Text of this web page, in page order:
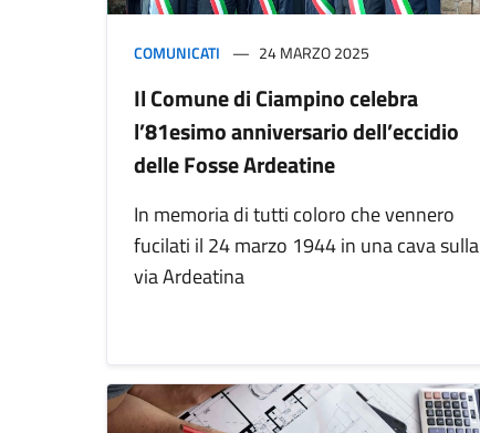
COMUNICATI 24 MARZO 2025
Il Comune di Ciampino celebra
l’81esimo anniversario dell’eccidio
delle Fosse Ardeatine
In memoria di tutti coloro che vennero
fucilati il 24 marzo 1944 in una cava sulla
via Ardeatina